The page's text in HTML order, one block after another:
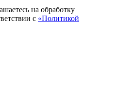
на обработку
с «Политикой